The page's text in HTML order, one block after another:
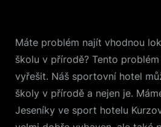
Máte problém najít vhodnou
školu v přírodě? Tento
vyřešit. Náš sportovní hotel
školy v přírodě a nejen je.
Jeseníky ve sport hotelu